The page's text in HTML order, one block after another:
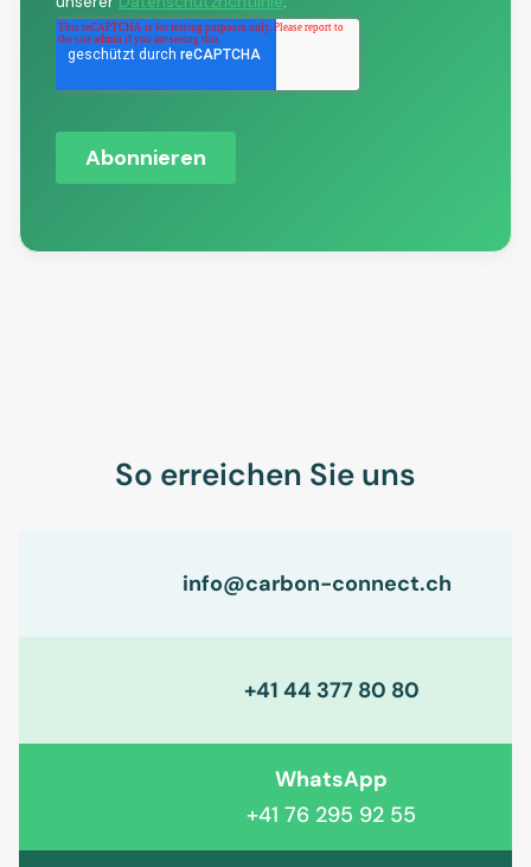
So erreichen Sie uns
info@carbon-connect.ch
+41 44 377 80 80
WhatsApp
+41 76 295 92 55